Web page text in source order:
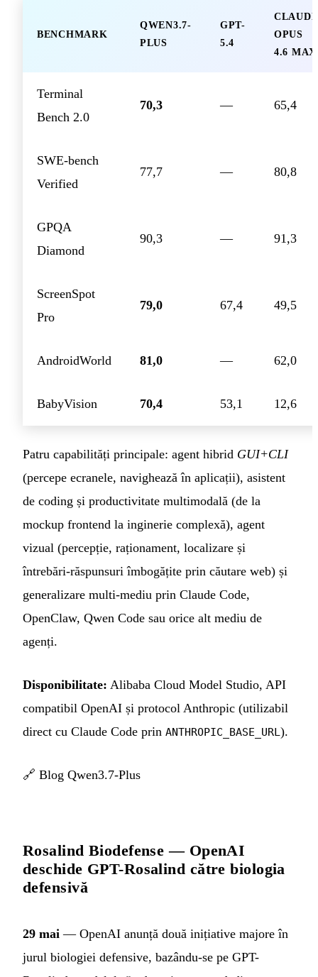
BENCHMARK
QWEN3.7-
PLUS
GPT-
5.4
CLAUDE
OPUS
4.6 MAX
Terminal
Bench 2.0
70,3 — 65,4
SWE-bench
Verified
77,7 — 80,8
GPQA
Diamond
90,3 — 91,3
ScreenSpot
Pro
79,0 67,4 49,5
AndroidWorld 81,0 — 62,0
BabyVision 70,4 53,1 12,6
Patru capabilități principale: agent hibrid GUI+CLI
(percepe ecranele, navighează în aplicații), asistent
de coding și productivitate multimodală (de la
mockup frontend la inginerie complexă), agent
vizual (percepție, raționament, localizare și
întrebări-răspunsuri îmbogățite prin căutare web) și
generalizare multi-mediu prin Claude Code,
OpenClaw, Qwen Code sau orice alt mediu de
agenți.
Disponibilitate: Alibaba Cloud Model Studio, API
compatibil OpenAI și protocol Anthropic (utilizabil
direct cu Claude Code prin ANTHROPIC_BASE_URL ).
🔗 Blog Qwen3.7-Plus
Rosalind Biodefense — OpenAI
deschide GPT-Rosalind către biologia
defensivă
29 mai — OpenAI anunță două inițiative majore în
jurul biologiei defensive, bazându-se pe GPT-